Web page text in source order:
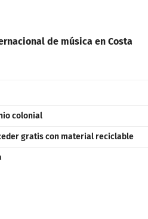
de música en Costa
colonial
gratis con material reciclable